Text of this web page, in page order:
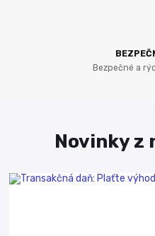
Bezpečné a
Novinky z